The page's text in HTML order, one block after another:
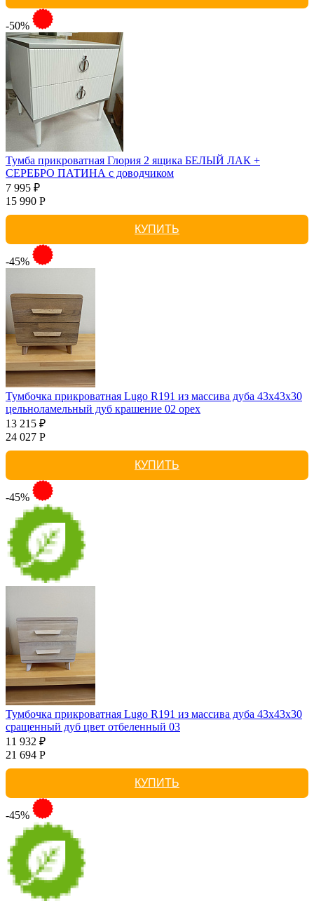
-50%
Тумба прикроватная Глория 2 ящика БЕЛЫЙ ЛАК +
СЕРЕБРО ПАТИНА с доводчиком
7 995 ₽
15 990 Р
КУПИТЬ
-45%
Тумбочка прикроватная Lugo R191 из массива дуба 43х43х30
цельноламельный дуб крашение 02 орех
13 215 ₽
24 027 Р
КУПИТЬ
-45%
Тумбочка прикроватная Lugo R191 из массива дуба 43х43х30
сращенный дуб цвет отбеленный 03
11 932 ₽
21 694 Р
КУПИТЬ
-45%